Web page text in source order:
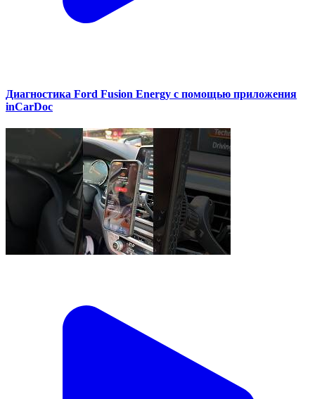
Диагностика Ford Fusion Energy с помощью приложения
inCarDoc